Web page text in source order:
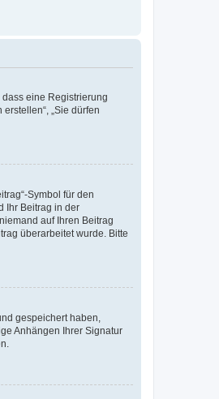
dass eine Registrierung
„Sie dürfen
Symbol für den
Ihr Beitrag in der
auf Ihren Beitrag
überarbeitet wurde. Bitte
gespeichert haben,
Anhängen Ihrer Signatur